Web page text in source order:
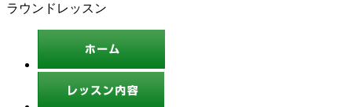
ラウンドレッスン